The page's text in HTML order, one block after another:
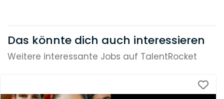
Das könnte dich auch interessieren
Weitere interessante Jobs auf TalentRocket